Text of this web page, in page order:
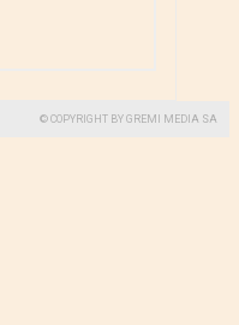
© COPYRIGHT BY GREMI MEDIA SA